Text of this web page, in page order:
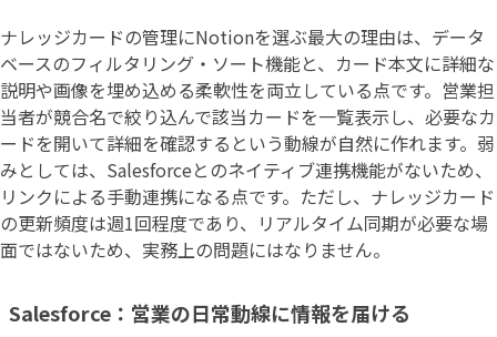
ナレッジカードの管理にNotionを選ぶ最大の理由は、データ
ベースのフィルタリング・ソート機能と、カード本文に詳細な
説明や画像を埋め込める柔軟性を両立している点です。営業担
当者が競合名で絞り込んで該当カードを一覧表示し、必要なカ
ードを開いて詳細を確認するという動線が自然に作れます。弱
みとしては、Salesforceとのネイティブ連携機能がないため、
リンクによる手動連携になる点です。ただし、ナレッジカード
の更新頻度は週1回程度であり、リアルタイム同期が必要な場
面ではないため、実務上の問題にはなりません。
Salesforce：営業の日常動線に情報を届ける